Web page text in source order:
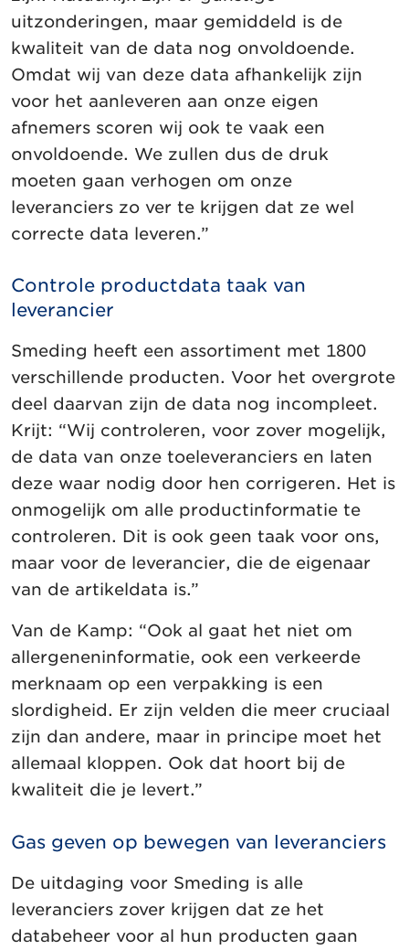
uitzonderingen, maar gemiddeld is de
kwaliteit van de data nog onvoldoende.
Omdat wij van deze data afhankelijk zijn
voor het aanleveren aan onze eigen
afnemers scoren wij ook te vaak een
onvoldoende. We zullen dus de druk
moeten gaan verhogen om onze
leveranciers zo ver te krijgen dat ze wel
correcte data leveren.”
Controle productdata taak van
leverancier
Smeding heeft een assortiment met 1800
verschillende producten. Voor het overgrote
deel daarvan zijn de data nog incompleet.
Krijt: “Wij controleren, voor zover mogelijk,
de data van onze toeleveranciers en laten
deze waar nodig door hen corrigeren. Het is
onmogelijk om alle productinformatie te
controleren. Dit is ook geen taak voor ons,
maar voor de leverancier, die de eigenaar
van de artikeldata is.”
Van de Kamp: “Ook al gaat het niet om
allergeneninformatie, ook een verkeerde
merknaam op een verpakking is een
slordigheid. Er zijn velden die meer cruciaal
zijn dan andere, maar in principe moet het
allemaal kloppen. Ook dat hoort bij de
kwaliteit die je levert.”
Gas geven op bewegen van leveranciers
De uitdaging voor Smeding is alle
leveranciers zover krijgen dat ze het
databeheer voor al hun producten gaan